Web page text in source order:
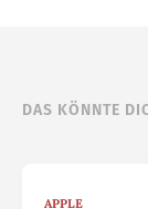
DAS KÖNNTE
APPLE